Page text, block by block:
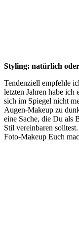
Styling: natürlich
Tendenziell empfehle
letzten Jahren habe ich
sich im Spiegel nicht
Augen-Makeup zu
eine Sache, die Du als
Stil vereinbaren
Foto-Makeup Euch